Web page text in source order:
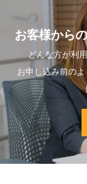
お客様から
どんな方が利
お申し込み前の